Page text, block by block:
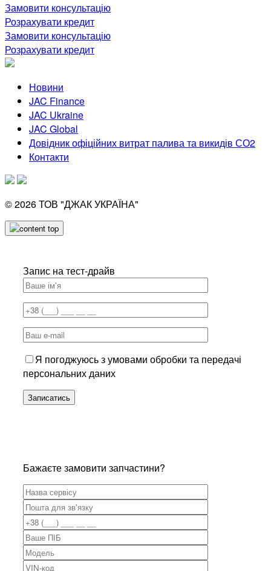
Замовити консультацію
Розрахувати кредит
Замовити консультацію
Розрахувати кредит
Новини
JAC Finance
JAC Ukraine
JAC Global
Довідник офіційних витрат палива та викидів СО2
Контакти
© 2026ТОВ "ДЖАК УКРАЇНА"
Запис на тест-драйв
Я погоджуюсь з умовами обробки та передачі
персональних даних
Бажаєте замовити запчастини?